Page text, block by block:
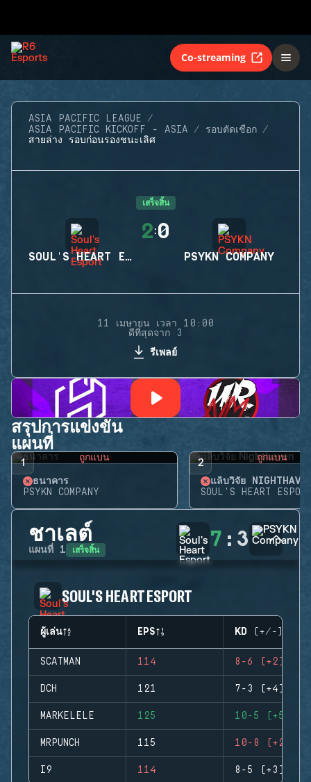
Co-streaming
ASIA PACIFIC LEAGUE
ASIA PACIFIC KICKOFF - ASIA
รอบตัดเชือก
สายล่าง รอบก่อนรองชนะเลิศ
เสร็จสิ้น
SOUL'S HEART ESPORT
2:0
PSYKN COMPANY
11 เมษายน เวลา 10:00
ดีที่สุดจาก 3
รีเพลย์
สรุปการแข่งขัน
แผนที่
1 ถูกแบน
ธนาคาร
PSYKN COMPANY
2 ถูกแบน
แล็บวิจัย
SOUL'S HEART ESPORT
ชาเลต์
แผนที่ 1 เสร็จสิ้น 7 : 3
SOUL'S HEART ESPORT
ผู้เล่น EPS KD (+/-)
SCATMAN 114 8-6 (+2)
DCH 121 7-3 (+4)
MARKELELE 125 10-5 (+5)
MRPUNCH 115 10-8 (+2)
I9 114 8-5 (+3)